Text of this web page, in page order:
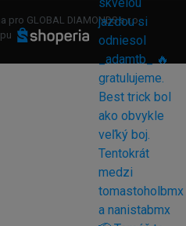
pro GLOBAL DIAMONDS s.r.o.